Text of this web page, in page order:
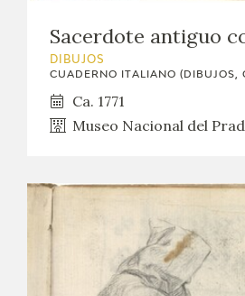
Sacerdote antiguo
DIBUJOS
CUADERNO ITALIANO (DIBUJOS,
Ca. 1771
Museo Nacional del